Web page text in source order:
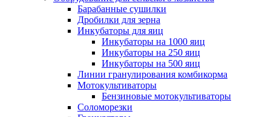
Барабанные сушилки
Дробилки для зерна
Инкубаторы для яиц
Инкубаторы на 1000 яиц
Инкубаторы на 250 яиц
Инкубаторы на 500 яиц
Линии гранулирования комбикорма
Мотокультиваторы
Бензиновые мотокультиваторы
Соломорезки